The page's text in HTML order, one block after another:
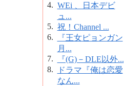
4. WEi 、日本デビ
ュ...
5. 祝！Channel ...
6.
『王女ピョンガン
月...
7.
『(G)－DLE以外...
8.
ドラマ『俺は恋愛
なん...